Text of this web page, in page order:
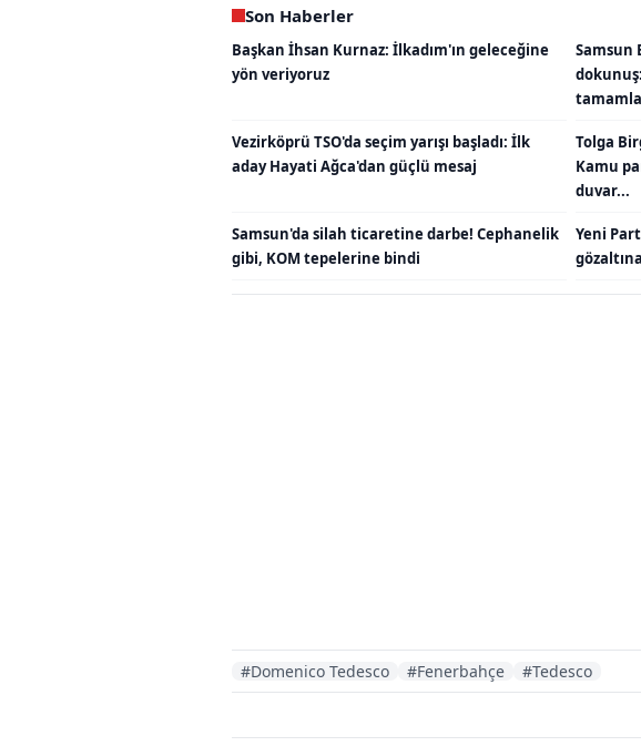
Son Haberler
Başkan İhsan Kurnaz: İlkadım'ın geleceğine
yön veriyoruz
Samsun
Vezirköprü TSO'da seçim yarışı başladı: İlk
aday Hayati Ağca'dan güçlü mesaj
Tolga
Kamu
duvar...
Samsun'da silah ticaretine darbe! Cephanelik
gibi, KOM tepelerine bindi
Yeni
#Domenico Tedesco #Fenerbahçe #Tedesco